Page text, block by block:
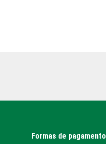
Formas de pagamento